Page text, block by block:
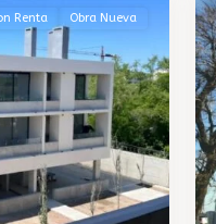
Renta Obra Nueva